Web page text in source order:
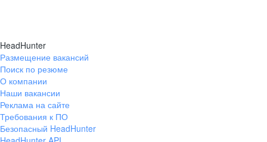
HeadHunter
Размещение вакансий
Поиск по резюме
О компании
Наши вакансии
Реклама на сайте
Требования к ПО
Безопасный HeadHunter